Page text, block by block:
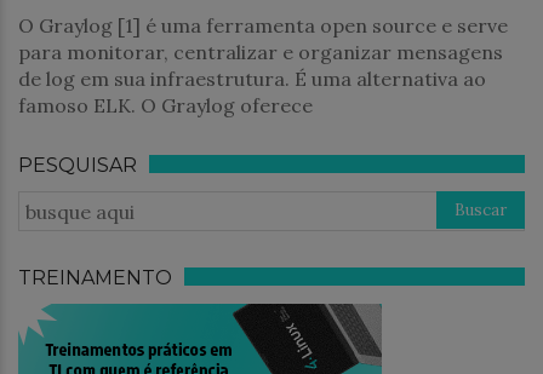
O Graylog [1] é uma ferramenta open source e serve
para monitorar, centralizar e organizar mensagens
de log em sua infraestrutura. É uma alternativa ao
famoso ELK. O Graylog oferece
PESQUISAR
TREINAMENTO